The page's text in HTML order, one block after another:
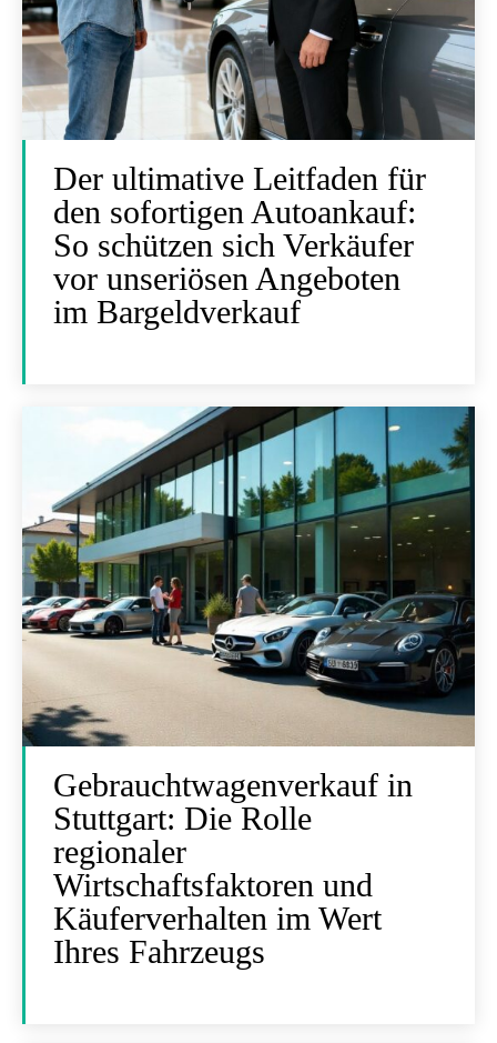
Der ultimative Leitfaden für
den sofortigen Autoankauf:
So schützen sich Verkäufer
vor unseriösen Angeboten
im Bargeldverkauf
Gebrauchtwagenverkauf in
Stuttgart: Die Rolle
regionaler
Wirtschaftsfaktoren und
Käuferverhalten im Wert
Ihres Fahrzeugs